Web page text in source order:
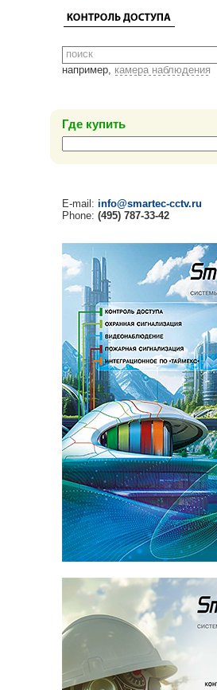
например, камера наблюдения
Где купить
E-mail: info@smartec-cctv.ru
Phone: (495) 787-33-42